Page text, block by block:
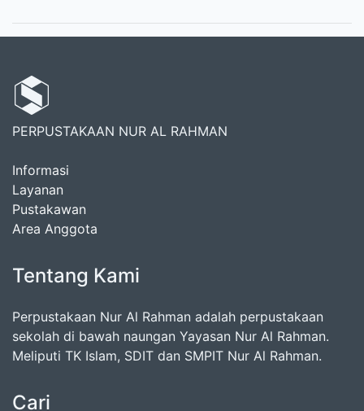
PERPUSTAKAAN NUR AL RAHMAN
Informasi
Layanan
Pustakawan
Area Anggota
Tentang Kami
Perpustakaan Nur Al Rahman adalah perpustakaan
sekolah di bawah naungan Yayasan Nur Al Rahman.
Meliputi TK Islam, SDIT dan SMPIT Nur Al Rahman.
Cari